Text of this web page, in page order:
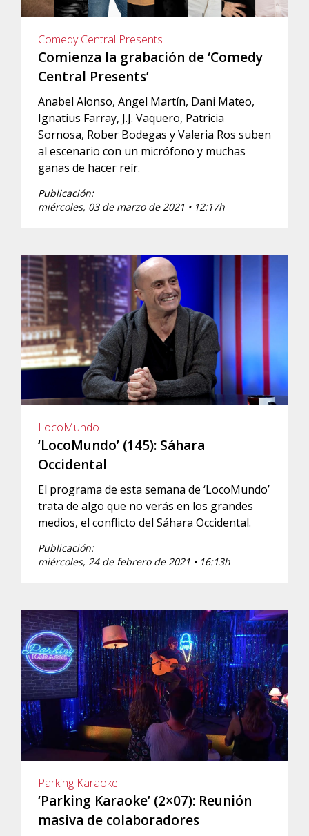
Comedy Central Presents
Comienza la grabación de ‘Comedy
Central Presents’
Anabel Alonso, Angel Martín, Dani Mateo,
Ignatius Farray, J.J. Vaquero, Patricia
Sornosa, Rober Bodegas y Valeria Ros suben
al escenario con un micrófono y muchas
ganas de hacer reír.
Publicación:
miércoles, 03 de marzo de 2021 • 12:17h
LocoMundo
‘LocoMundo’ (145): Sáhara
Occidental
El programa de esta semana de ‘LocoMundo’
trata de algo que no verás en los grandes
medios, el conflicto del Sáhara Occidental.
Publicación:
miércoles, 24 de febrero de 2021 • 16:13h
Parking Karaoke
‘Parking Karaoke’ (2×07): Reunión
masiva de colaboradores